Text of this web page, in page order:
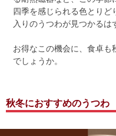
四季を感じられる色とりど
入りのうつわが見つかるは
お得なこの機会に、食卓
でしょうか。
秋冬におすすめのうつ